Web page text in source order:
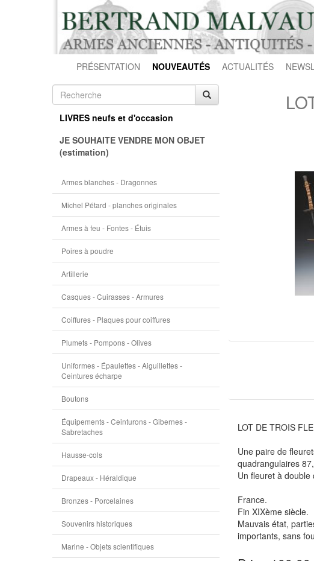
PRÉSENTATION NOUVEAUTÉS ACTUALITÉS
LIVRES neufs et d'occasion
JE SOUHAITE VENDRE MON OBJET
(estimation)
Armes blanches - Dragonnes
Michel Pétard - planches originales
Armes à feu - Fontes - Étuis
Poires à poudre
Artillerie
Casques - Cuirasses - Armures
Coiffures - Plaques pour coiffures
Plumets - Pompons - Olives
Uniformes - Épaulettes - Aiguillettes -
Ceintures écharpe
Boutons
Équipements - Ceinturons - Gibernes -
Sabretaches
Hausse-cols
Drapeaux - Héraldique
Bronzes - Porcelaines
Souvenirs historiques
Marine - Objets scientifiques
LOT DE TROIS
Une paire de
quadrangulaires
Un fleuret à
France.
Fin XIXème siècle.
Mauvais état,
importants, sans